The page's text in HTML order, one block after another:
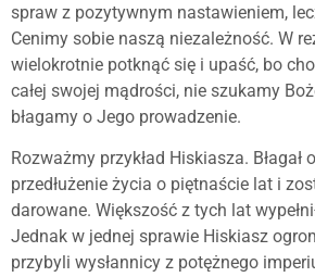
spraw z pozytywnym nastawieniem,
Cenimy sobie naszą niezależność. W
wielokrotnie potknąć się i upaść, bo
całej swojej mądrości, nie szukamy
błagamy o Jego prowadzenie.
Rozważmy przykład Hiskiasza. Błagał
przedłużenie życia o piętnaście lat i
darowane. Większość z tych lat
Jednak w jednej sprawie Hiskiasz
przybyli wysłannicy z potężnego